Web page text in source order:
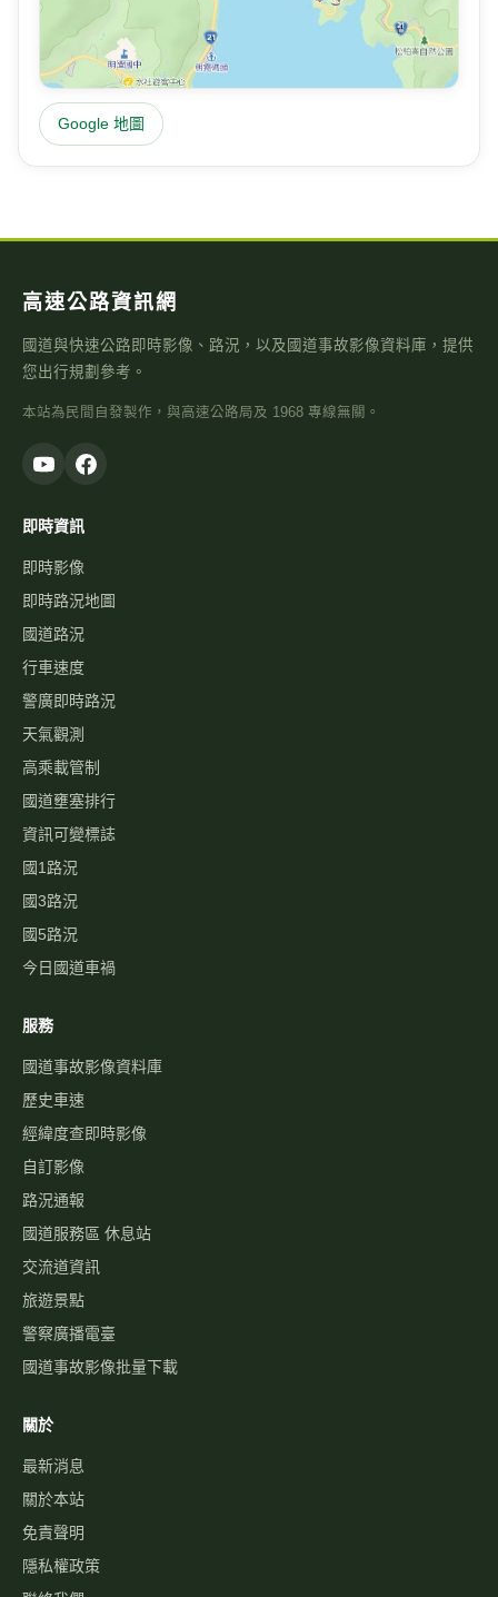
風速
1.4
m/s
今日雨量
0
mm
Google 地圖
高速公路資訊網
國道與快速公路即時影像、路況，以及國道事故影像資料庫，提供
本站為民間自發製作，與高速公路局及 1968 專線無關。
即時資訊
即時影像
即時路況地圖
國道路況
行車速度
天氣觀測
高乘載管制
國道壅塞排行
資訊可變標誌
國1路況
國3路況
國5路況
今日國道車禍
服務
國道事故影像資料庫
經緯度查即時影像
自訂影像
路況通報
國道服務區 休息站